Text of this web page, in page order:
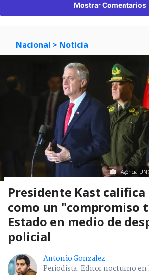
Mostrar Comentarios
Nacional > Noticia
Agencia
Presidente Kast califica
como un "compromiso
Estado en medio de
policial
Antonio Gonzalez
Periodista. Editor nocturno en